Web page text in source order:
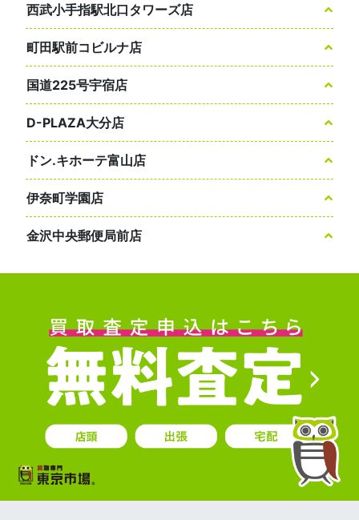
西武小手指駅北口タワーズ店
町田駅前コビルナ店
国道225号宇宿店
D-PLAZA大分店
ドン.キホーテ富山店
伊奈町学園店
金沢中央郵便局前店